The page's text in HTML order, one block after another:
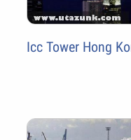
Icc Tower Hong